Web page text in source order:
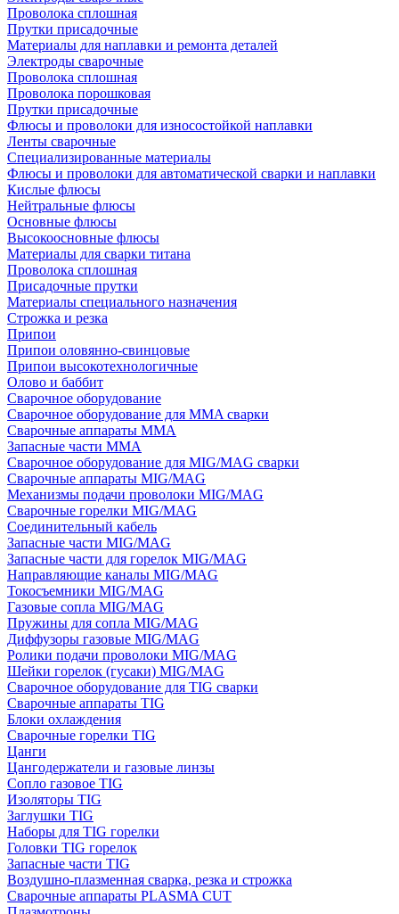
Проволока сплошная
Прутки присадочные
Материалы для наплавки и ремонта деталей
Электроды сварочные
Проволока сплошная
Проволока порошковая
Прутки присадочные
Флюсы и проволоки для износостойкой наплавки
Ленты сварочные
Специализированные материалы
Флюсы и проволоки для автоматической сварки и наплавки
Кислые флюсы
Нейтральные флюсы
Основные флюсы
Высокоосновные флюсы
Материалы для сварки титана
Проволока сплошная
Присадочные прутки
Материалы специального назначения
Строжка и резка
Припои
Припои оловянно-свинцовые
Припои высокотехнологичные
Олово и баббит
Сварочное оборудование
Сварочное оборудование для MMA сварки
Сварочные аппараты MMA
Запасные части MMA
Сварочное оборудование для MIG/MAG сварки
Сварочные аппараты MIG/MAG
Механизмы подачи проволоки MIG/MAG
Сварочные горелки MIG/MAG
Соединительный кабель
Запасные части MIG/MAG
Запасные части для горелок MIG/MAG
Направляющие каналы MIG/MAG
Токосъемники MIG/MAG
Газовые сопла MIG/MAG
Пружины для сопла MIG/MAG
Диффузоры газовые MIG/MAG
Ролики подачи проволоки MIG/MAG
Шейки горелок (гусаки) MIG/MAG
Сварочное оборудование для TIG сварки
Сварочные аппараты TIG
Блоки охлаждения
Сварочные горелки TIG
Цанги
Цангодержатели и газовые линзы
Сопло газовое TIG
Изоляторы TIG
Заглушки TIG
Наборы для TIG горелки
Головки TIG горелок
Запасные части TIG
Воздушно-плазменная сварка, резка и строжка
Сварочные аппараты PLASMA CUT